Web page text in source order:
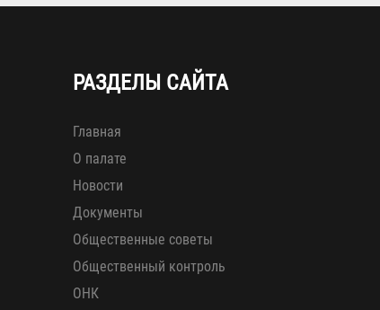
РАЗДЕЛЫ САЙТА
Главная
О палате
Новости
Документы
Общественные советы
Общественный контроль
ОНК